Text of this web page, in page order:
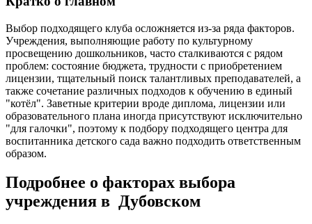
Выбор подходящего клуба осложняется из-за ряда факторов.
Учреждения, выполняющие работу по культурному
просвещению дошкольников, часто сталкиваются с рядом
проблем: состояние бюджета, трудности с приобретением
лицензии, тщательный поиск талантливых преподавателей, а
также сочетание различных подходов к обучению в единый
"котёл". Заветные критерии вроде диплома, лицензии или
образовательного плана иногда присутствуют исключительно
"для галочки", поэтому к подбору подходящего центра для
воспитанника детского сада важно подходить ответственным
образом.
Подробнее о факторах выбора
учреждения в Дубовском